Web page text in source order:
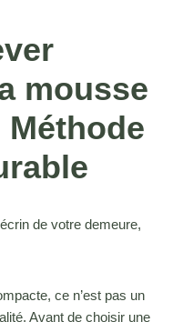
mousse
de votre demeure,
ce n’est pas un
Avant de choisir une